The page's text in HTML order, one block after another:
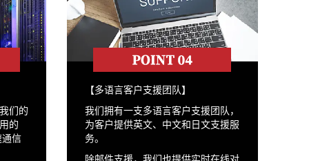
们的
的
信
【多语言客户支援团队】
我们拥有一支多语言客户支援团队，
为客户提供英文、中文和日文支援服
务。